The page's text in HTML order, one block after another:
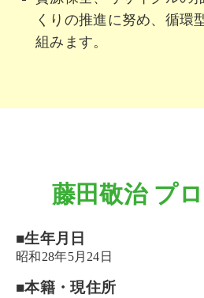
くりの推進に努め、循環
組みます。
藤田敬治 プ
■生年月日
昭和28年5月24日
■本籍・現住所